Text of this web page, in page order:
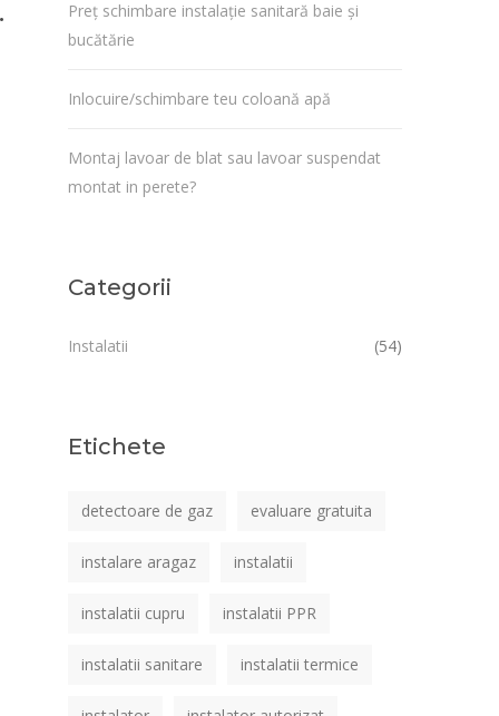
Preț schimbare instalație sanitară baie și
bucătărie
Inlocuire/schimbare teu coloană apă
Montaj lavoar de blat sau lavoar suspendat
montat in perete?
Categorii
Instalatii (54)
Etichete
detectoare de gaz evaluare gratuita
instalare aragaz instalatii
instalatii cupru instalatii PPR
instalatii sanitare instalatii termice